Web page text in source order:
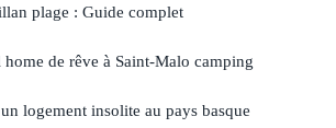
plage : Guide complet
de rêve à Saint-Malo camping
logement insolite au pays basque